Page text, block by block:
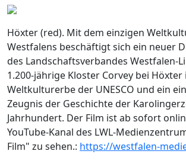
Höxter (red). Mit dem einzigen
Westfalens beschäftigt sich ein neuer
des Landschaftsverbandes Westfalen-
1.200-jährige Kloster Corvey bei Höxter
Weltkulturerbe der UNESCO und ein
Zeugnis der Geschichte der
Jahrhundert. Der Film ist ab sofort
YouTube-Kanal des LWL-
Film" zu sehen.: https://westfalen-